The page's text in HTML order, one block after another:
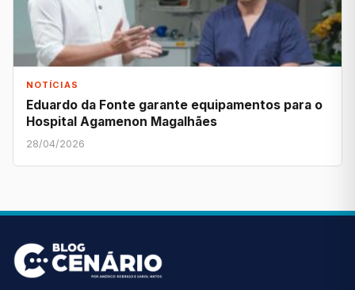
NOTÍCIAS
Eduardo da Fonte garante equipamentos para o
Hospital Agamenon Magalhães
28/04/2026